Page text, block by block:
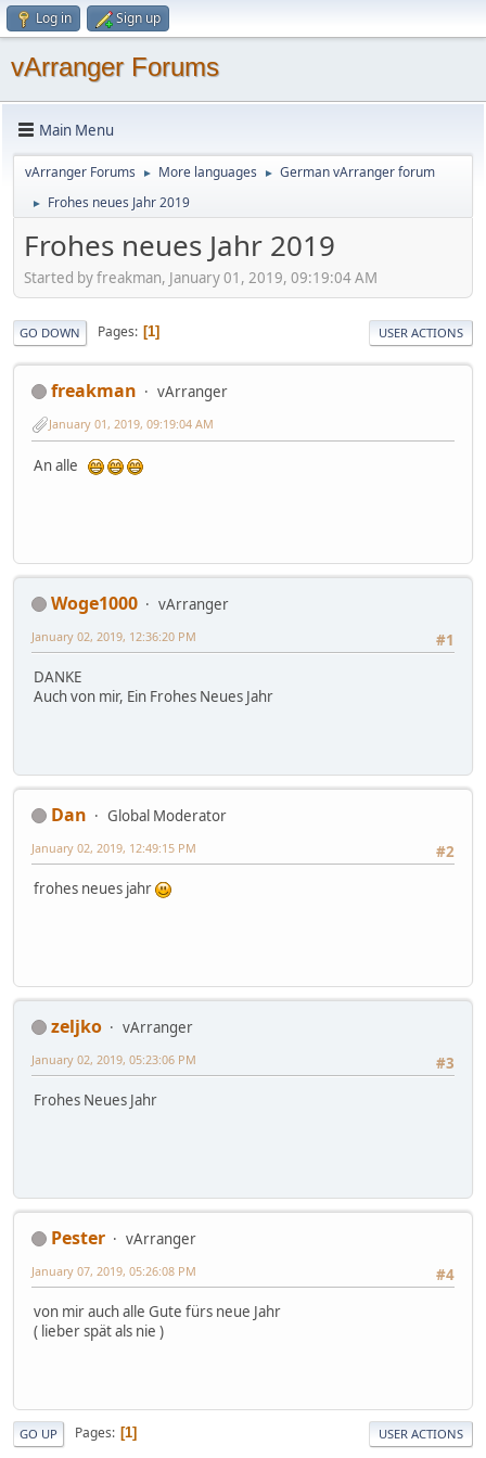
Log in Sign up
vArranger Forums
Main Menu
vArranger Forums ► More languages ► German vArranger forum
► Frohes neues Jahr 2019
Frohes neues Jahr 2019
Started by freakman, January 01, 2019, 09:19:04 AM
GO DOWN Pages 1 USER ACTIONS
freakman vArranger
January 01, 2019, 09:19:04 AM
An alle
Woge1000
vArranger
#1
January 02, 2019, 12:36:20 PM
DANKE
Auch von mir, Ein Frohes Neues Jahr
Dan
Global Moderator
#2
January 02, 2019, 12:49:15 PM
frohes neues jahr
zeljko
vArranger
#3
January 02, 2019, 05:23:06 PM
Frohes Neues Jahr
Pester
vArranger
#4
January 07, 2019, 05:26:08 PM
von mir auch alle Gute fürs neue Jahr
( lieber spät als nie )
GO UP Pages 1 USER ACTIONS